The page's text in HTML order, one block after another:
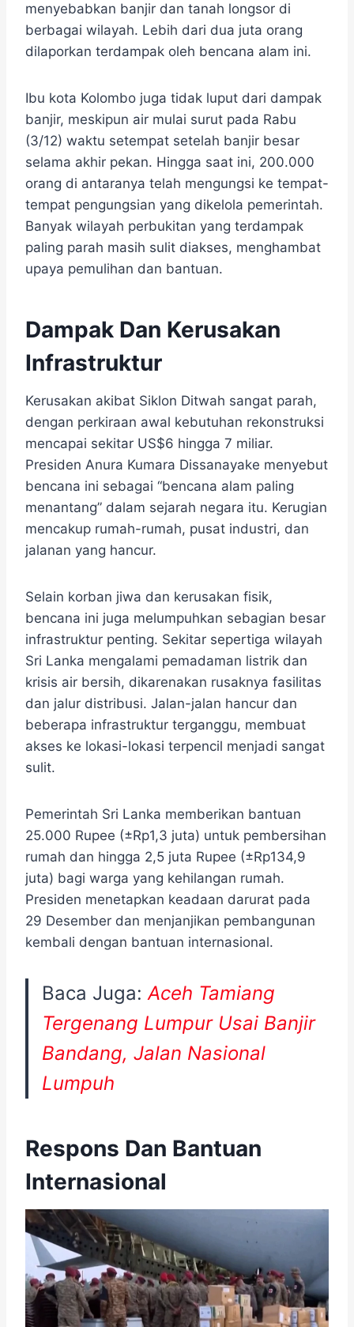
menyebabkan banjir dan tanah longsor di
berbagai wilayah. ​Lebih dari dua juta orang
dilaporkan terdampak oleh bencana alam ini.
​Ibu kota Kolombo juga tidak luput dari dampak
banjir, meskipun air mulai surut pada Rabu
(3/12) waktu setempat setelah banjir besar
selama akhir pekan. ​Hingga saat ini, 200.000
orang di antaranya telah mengungsi ke tempat-
tempat pengungsian yang dikelola pemerintah. ​
Banyak wilayah perbukitan yang terdampak
paling parah masih sulit diakses, menghambat
upaya pemulihan dan bantuan.
Dampak Dan Kerusakan
Infrastruktur
​Kerusakan akibat Siklon Ditwah sangat parah,
dengan perkiraan awal kebutuhan rekonstruksi
mencapai sekitar US$6 hingga 7 miliar. ​
Presiden Anura Kumara Dissanayake menyebut
bencana ini sebagai “bencana alam paling
menantang” dalam sejarah negara itu. ​Kerugian
mencakup rumah-rumah, pusat industri, dan
jalanan yang hancur.
​Selain korban jiwa dan kerusakan fisik,
bencana ini juga melumpuhkan sebagian besar
infrastruktur penting. ​Sekitar sepertiga wilayah
Sri Lanka mengalami pemadaman listrik dan
krisis air bersih, dikarenakan rusaknya fasilitas
dan jalur distribusi. ​Jalan-jalan hancur dan
beberapa infrastruktur terganggu, membuat
akses ke lokasi-lokasi terpencil menjadi sangat
sulit.
Pemerintah Sri Lanka memberikan bantuan
25.000 Rupee (±Rp1,3 juta) untuk pembersihan
rumah dan hingga 2,5 juta Rupee (±Rp134,9
juta) bagi warga yang kehilangan rumah.
Presiden menetapkan keadaan darurat pada
29 Desember dan menjanjikan pembangunan
kembali dengan bantuan internasional.
Baca Juga:Aceh Tamiang
Tergenang Lumpur Usai Banjir
Bandang, Jalan Nasional
Lumpuh
Respons Dan Bantuan
Internasional